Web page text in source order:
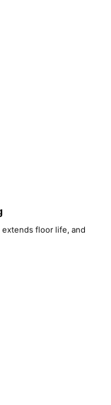
floor life, and